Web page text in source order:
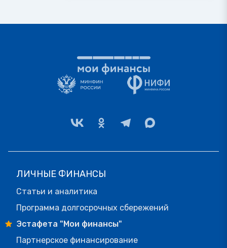
ЛИЧНЫЕ ФИНАНСЫ
Статьи и аналитика
Программа долгосрочных сбережений
Эстафета "Мои финансы"
Партнерское финансирование